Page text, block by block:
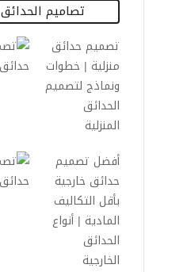
تصاميم الحدائق
تصميم حدائق
منزلية | خطوات
ونماذج لتصميم
الحدائق
المنزلية
أفضل تصميم
حدائق خارجية
بأقل التكاليف
المادية | أنواع
الحدائق
الخارجية